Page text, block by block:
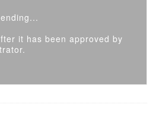
it has been approved by